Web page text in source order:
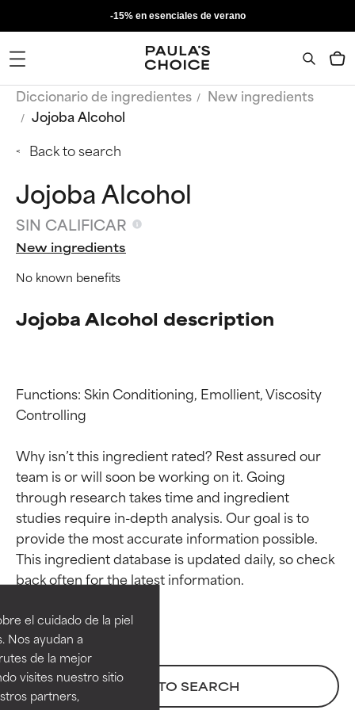
el cuidado de la piel
Nos ayudan a
de la mejor
visites nuestro sitio
partners,
-15% en esenciales de verano
Diccionario de ingredientes
New ingredients
Jojoba Alcohol
Back to search
Jojoba Alcohol
SIN CALIFICAR
New ingredients
No known benefits
Jojoba Alcohol description
Functions: Skin Conditioning, Emollient, Viscosity
Controlling
Why isn’t this ingredient rated? Rest assured our
team is or will soon be working on it. Going
through research takes time and ingredient
studies require in-depth analysis. Our goal is to
provide the most accurate information possible.
This ingredient database is updated daily, so check
BACK TO SEARCH
Calificaciones de
ingredientes
EXCELENTE
Ingrediente sobresaliente con
beneficios reales para la piel. Su
eficacia está demostrada y
Calificaciones de
ingredientes
EXCELENTE
Ingrediente sobresaliente con
beneficios reales para la piel. Su
eficacia está demostrada y